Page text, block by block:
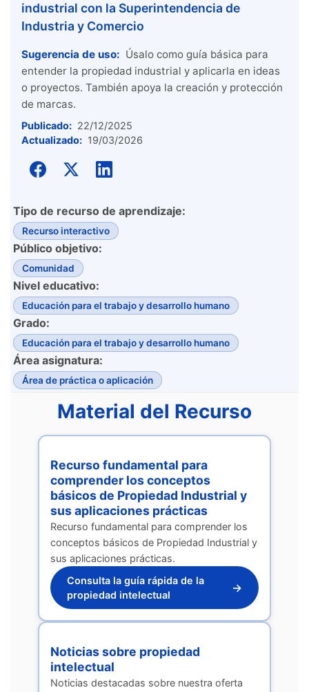
industrial con la Superintendencia de
Industria y Comercio
Sugerencia de uso: Úsalo como guía básica para
entender la propiedad industrial y aplicarla en ideas
o proyectos. También apoya la creación y protección
de marcas.
Publicado: 22/12/2025
Actualizado: 19/03/2026
Tipo de recurso de aprendizaje:
Recurso interactivo
Público objetivo:
Comunidad
Nivel educativo:
Educación para el trabajo y desarrollo humano
Grado:
Educación para el trabajo y desarrollo humano
Área asignatura:
Área de práctica o aplicación
Material del Recurso
Recurso fundamental para
comprender los conceptos
básicos de Propiedad Industrial y
sus aplicaciones prácticas
Recurso fundamental para comprender los
conceptos básicos de Propiedad Industrial y
sus aplicaciones prácticas.
Consulta la guía rápida de la
propiedad intelectual
→
Noticias sobre propiedad
intelectual
Noticias destacadas sobre nuestra oferta